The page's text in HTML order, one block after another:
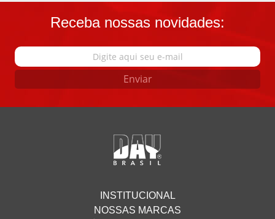
Receba nossas novidades:
Enviar
INSTITUCIONAL
NOSSAS MARCAS